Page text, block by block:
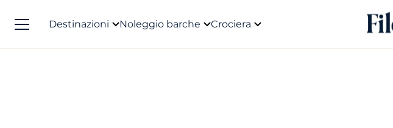
Destinazioni Noleggio barche Crociera